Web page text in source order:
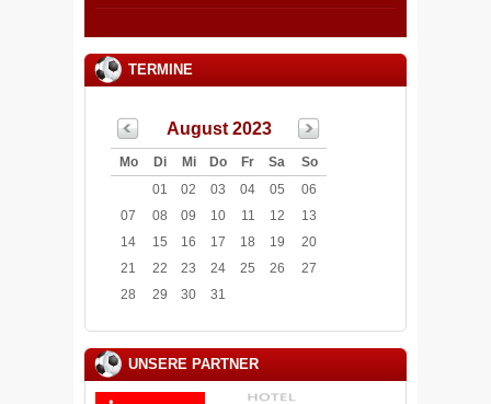
TERMINE
August 2023
Mo Di Mi Do Fr Sa
So
01
02 03 04 05
06
07
08 09 10 11 12
13
14
15 16 17 18 19
20
21
22 23 24 25 26
27
28
29 30 31
UNSERE PARTNER